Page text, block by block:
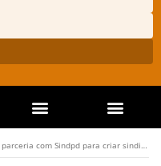
com Sindpd para criar sindicato nos EUA